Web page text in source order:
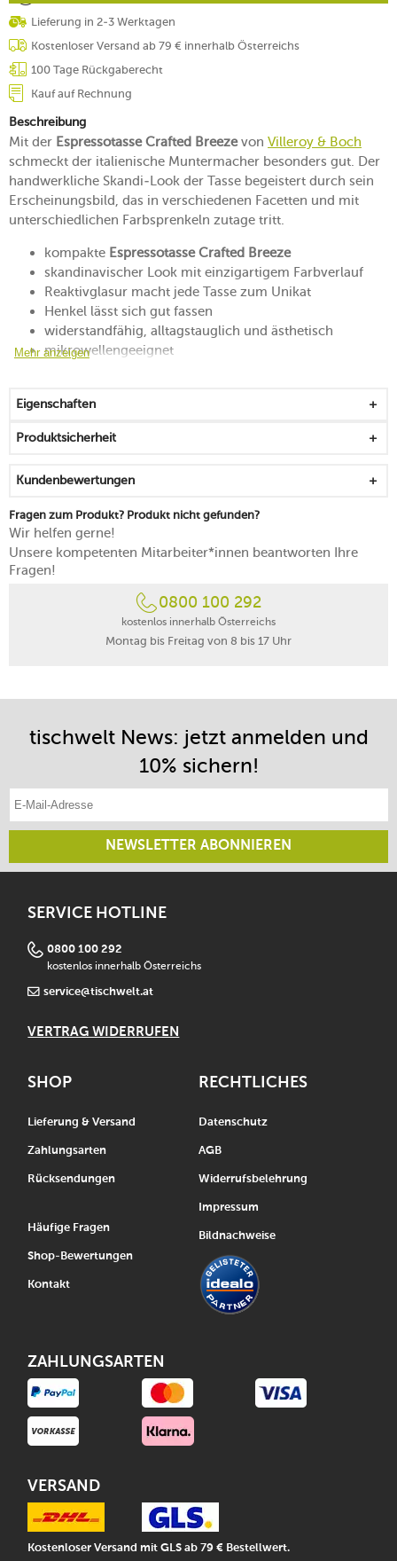
Lieferung in 2-3 Werktagen
Kostenloser Versand ab 79 € innerhalb Österreichs
100 Tage Rückgaberecht
Kauf auf Rechnung
Beschreibung
Mit der Espressotasse Crafted Breezevon Villeroy & Boch
schmeckt der italienische Muntermacher besonders gut. Der
handwerkliche Skandi-Look der Tasse begeistert durch sein
Erscheinungsbild, das in verschiedenen Facetten und mit
unterschiedlichen Farbsprenkeln zutage tritt.
kompakte Espressotasse Crafted Breeze
skandinavischer Look mit einzigartigem Farbverlauf
Reaktivglasur macht jede Tasse zum Unikat
Henkel lässt sich gut fassen
widerstandfähig, alltagstauglich und ästhetisch
mikrowellengeeignet
Mehr anzeigen
Eigenschaften
Produktsicherheit
Kundenbewertungen
Fragen zum Produkt? Produkt nicht gefunden?
Wir helfen gerne!
Unsere kompetenten Mitarbeiter*innen beantworten Ihre
Fragen!
0800 100 292
kostenlos innerhalb Österreichs
Montag bis Freitag von 8 bis 17 Uhr
tischwelt News: jetzt anmelden und
10% sichern!
NEWSLETTER ABONNIEREN
SERVICE HOTLINE
0800 100 292
kostenlos innerhalb Österreichs
service@tischwelt.at
VERTRAG WIDERRUFEN
SHOP
Lieferung & Versand
Zahlungsarten
Rücksendungen
Häufige Fragen
Shop-Bewertungen
Kontakt
RECHTLICHES
Datenschutz
AGB
Widerrufsbelehrung
Impressum
Bildnachweise
ZAHLUNGSARTEN
VERSAND
Kostenloser Versand mit GLS ab 79 € Bestellwert.